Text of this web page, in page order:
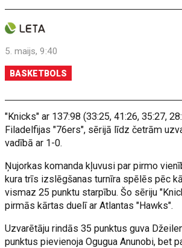
5. maijs, 9:40
BASKETBOLS
"Knicks" ar 137:98 (33:25, 41:26, 35:27,
Filadelfijas "76ers", sērijā līdz četrām
vadībā ar 1-0.
Ņujorkas komanda kļuvusi par pirmo
kura trīs izslēgšanas turnīra spēlēs pēc
vismaz 25 punktu starpību. Šo sēriju
pirmās kārtas duelī ar Atlantas "Hawks".
Uzvarētāju rindās 35 punktus guva
punktus pievienoja Ogugua Anunobi, bet